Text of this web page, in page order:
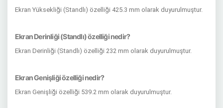
Ekran Yüksekliği (Standlı) özelliği 425.3 mm olarak duyurulmuştur.
Ekran Derinliği (Standlı) özelliği nedir?
Ekran Derinliği (Standlı) özelliği 232 mm olarak duyurulmuştur.
Ekran Genişliği özelliği nedir?
Ekran Genişliği özelliği 539.2 mm olarak duyurulmuştur.